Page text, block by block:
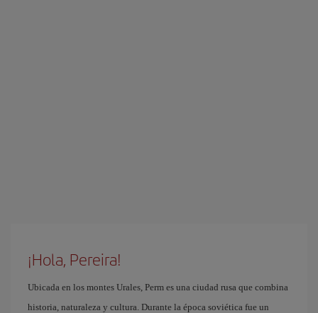
¡Hola, Pereira!
Ubicada en los montes Urales, Perm es una ciudad rusa que combina
historia, naturaleza y cultura. Durante la época soviética fue un